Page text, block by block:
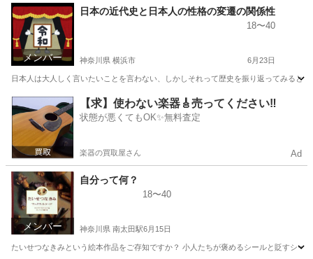
神奈川 横浜市 横浜駅 その他 精神
メンバー
日本の近代史と日本人の性格の変遷の関係性
18〜40
神奈川県 横浜市 6月23日
日本人は大人しく言いたいことを言わない、しかしそれって歴史を振り返ってみると
神奈川 横浜市 その他 日本人
【求】使わない楽器🎸売ってください‼️
状態が悪くてもOK✨無料査定
楽器の買取屋さん Ad
メンバー
自分って何？
18〜40
神奈川県 南太田駅6月15日
たいせつなきみという絵本作品をご存知ですか？ 小人たちが褒めるシールと貶すシ